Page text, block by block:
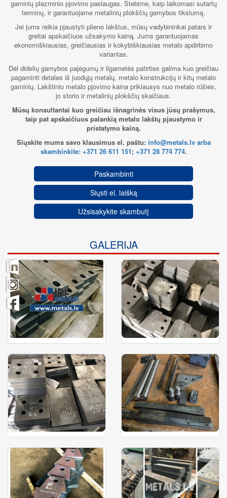
gaminių plazminio pjovimo paslaugas. Stebime, kaip laikomasi sutartų
terminų, ir garantuojame metalinių plokščių gamybos tikslumą.
Jei jums reikia pjaustyti plieno lakštus, mūsų vadybininkai patars ir
greitai apskaičiuos užsakymo kainą. Jums garantuojamas
ekonomiškiausias, greičiausias ir kokybiškiausias metalo apdirbimo
variantas.
Dėl didelių gamybos pajėgumų ir ilgametės patirties galima kuo greičiau
pagaminti detales iš juodųjų metalų, metalo konstrukcijų ir kitų metalo
gaminių. Lakštinio metalo pjovimo kaina priklausys nuo metalo rūšies,
jo storio ir metalinių plokščių skaičiaus.
Mūsų konsultantai kuo greičiau išnagrinės visus jūsų prašymus,
taip pat apskaičiuos palankią metalo lakštų pjaustymo ir
pristatymo kainą.
Siųskite mums savo klausimus el. paštu: info@metals.lv arba
skambinkite: +371 26 611 151; +371 28 774 774.
Paskambinti
Siųsti el. laišką
Užsisakykite skambutį
GALERIJA